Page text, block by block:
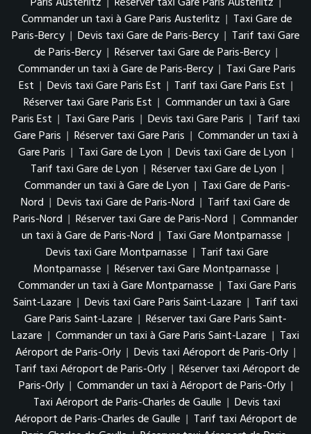
Commander un taxi à Gare Paris Austerlitz | Taxi Gare de
Paris-Bercy | Devis taxi Gare de Paris-Bercy | Tarif taxi Gare
de Paris-Bercy | Réserver taxi Gare de Paris-Bercy |
Commander un taxi à Gare de Paris-Bercy | Taxi Gare Paris
Est | Devis taxi Gare Paris Est | Tarif taxi Gare Paris Est |
Réserver taxi Gare Paris Est | Commander un taxi à Gare
Paris Est | Taxi Gare Paris | Devis taxi Gare Paris | Tarif taxi
Gare Paris | Réserver taxi Gare Paris | Commander un taxi à
Gare Paris | Taxi Gare de Lyon | Devis taxi Gare de Lyon |
Tarif taxi Gare de Lyon | Réserver taxi Gare de Lyon |
Commander un taxi à Gare de Lyon | Taxi Gare de Paris-
Nord | Devis taxi Gare de Paris-Nord | Tarif taxi Gare de
Paris-Nord | Réserver taxi Gare de Paris-Nord | Commander
un taxi à Gare de Paris-Nord | Taxi Gare Montparnasse |
Devis taxi Gare Montparnasse | Tarif taxi Gare
Montparnasse | Réserver taxi Gare Montparnasse |
Commander un taxi à Gare Montparnasse | Taxi Gare Paris
Saint-Lazare | Devis taxi Gare Paris Saint-Lazare | Tarif taxi
Gare Paris Saint-Lazare | Réserver taxi Gare Paris Saint-
Lazare | Commander un taxi à Gare Paris Saint-Lazare | Taxi
Aéroport de Paris-Orly | Devis taxi Aéroport de Paris-Orly |
Tarif taxi Aéroport de Paris-Orly | Réserver taxi Aéroport de
Paris-Orly | Commander un taxi à Aéroport de Paris-Orly |
Taxi Aéroport de Paris-Charles de Gaulle | Devis taxi
Aéroport de Paris-Charles de Gaulle | Tarif taxi Aéroport de